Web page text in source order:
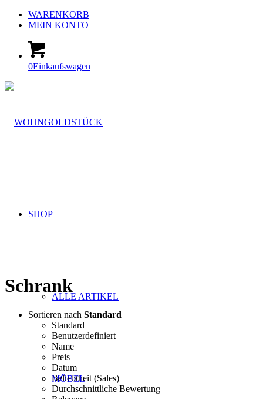
WARENKORB
MEIN KONTO
0Einkaufswagen
SHOP
ALLE ARTIKEL
MÖBEL
Schrank
Sortieren nach Standard
Standard
Benutzerdefiniert
Name
Preis
Datum
Beliebtheit (Sales)
Durchschnittliche Bewertung